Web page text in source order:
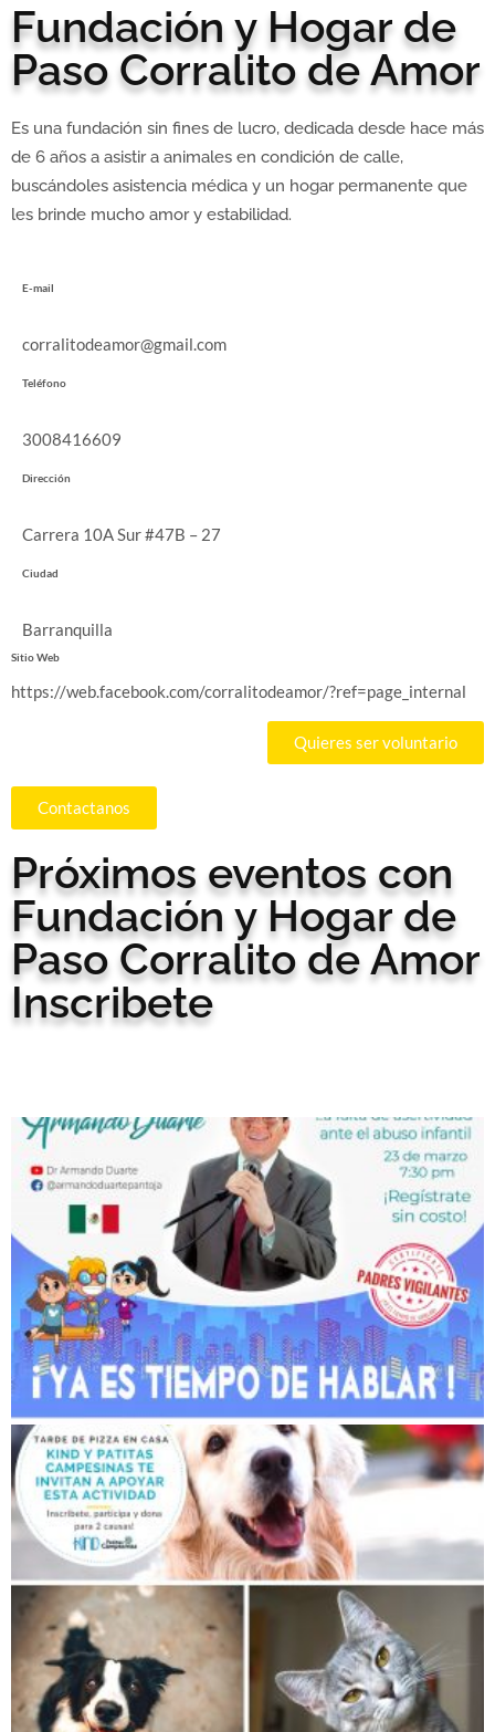
Fundación y Hogar de
Paso Corralito de Amor
Es una fundación sin fines de lucro, dedicada desde hace más
de 6 años a asistir a animales en condición de calle,
buscándoles asistencia médica y un hogar permanente que
les brinde mucho amor y estabilidad.
E-mail
corralitodeamor@gmail.com
Teléfono
3008416609
Dirección
Carrera 10A Sur #47B – 27
Ciudad
Barranquilla
Sitio Web
https://web.facebook.com/corralitodeamor/?ref=page_internal
Quieres ser voluntario
Contactanos
Próximos eventos con
Fundación y Hogar de
Paso Corralito de Amor
Inscribete